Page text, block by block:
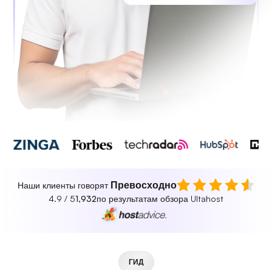
Наши клиенты говорят Превосходно
4.9 / 51,932по результатам обзора Ultahost
ГИД